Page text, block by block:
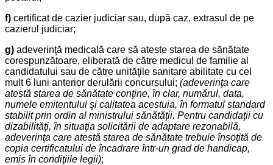
f) certificat de cazier judiciar sau, după caz, extrasul de pe
cazierul judiciar;
g) adeverinţă medicală care să ateste starea de sănătate
corespunzătoare, eliberată de către medicul de familie al
candidatului sau de către unităţile sanitare abilitate cu cel
mult 6 luni anterior derulării concursului; (adeverinţa care
atestă starea de sănătate conţine, în clar, numărul, data,
numele emitentului şi calitatea acestuia, în formatul standard
stabilit prin ordin al ministrului sănătăţii. Pentru candidaţii cu
dizabilităţi, în situaţia solicitării de adaptare rezonabilă,
adeverinţa care atestă starea de sănătate trebuie însoţită de
copia certificatului de încadrare într-un grad de handicap,
emis în condiţiile legii);